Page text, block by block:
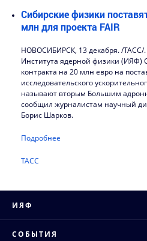
Сибирские физики
млн для проекта FAIR
НОВОСИБИРСК, 13 декабря. /ТАСС/
Института ядерной физики (ИЯФ)
контракта на 20 млн евро на
исследовательского
называют вторым Большим
сообщил журналистам научный
Борис Шарков.
Подробнее
ТАСС
ИЯФ
СОБЫТИЯ